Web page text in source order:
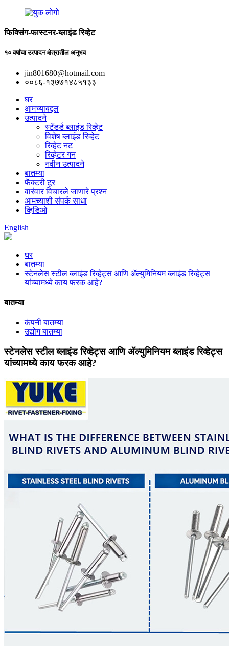
फिक्सिंग-फास्टनर-ब्लाइंड रिव्हेट
१० वर्षांचा उत्पादन क्षेत्रातील अनुभव
jin801680@hotmail.com
००८६-१३७७१४८५१३३
घर
आमच्याबद्दल
उत्पादने
स्टँडर्ड ब्लाइंड रिव्हेट
विशेष ब्लाइंड रिव्हेट
रिव्हेट नट
रिव्हेटर गन
नवीन उत्पादने
बातम्या
फॅक्टरी टूर
वारंवार विचारले जाणारे प्रश्न
आमच्याशी संपर्क साधा
व्हिडिओ
English
घर
बातम्या
स्टेनलेस स्टील ब्लाइंड रिव्हेट्स आणि ॲल्युमिनियम ब्लाइंड रिव्हेट्स
यांच्यामध्ये काय फरक आहे?
बातम्या
कंपनी बातम्या
उद्योग बातम्या
स्टेनलेस स्टील ब्लाइंड रिव्हेट्स आणि ॲल्युमिनियम ब्लाइंड रिव्हेट्स
यांच्यामध्ये काय फरक आहे?